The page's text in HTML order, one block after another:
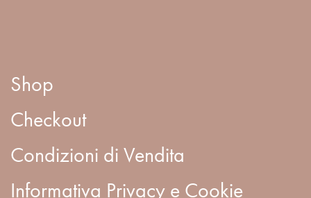
Shop
Checkout
Condizioni di Vendita
Informativa Privacy e Cookie